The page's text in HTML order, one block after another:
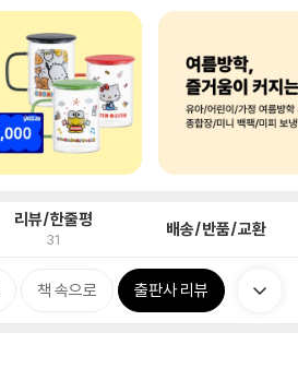
리뷰/한줄평
31 배송/반품/교환
책 속으로 출판사 리뷰